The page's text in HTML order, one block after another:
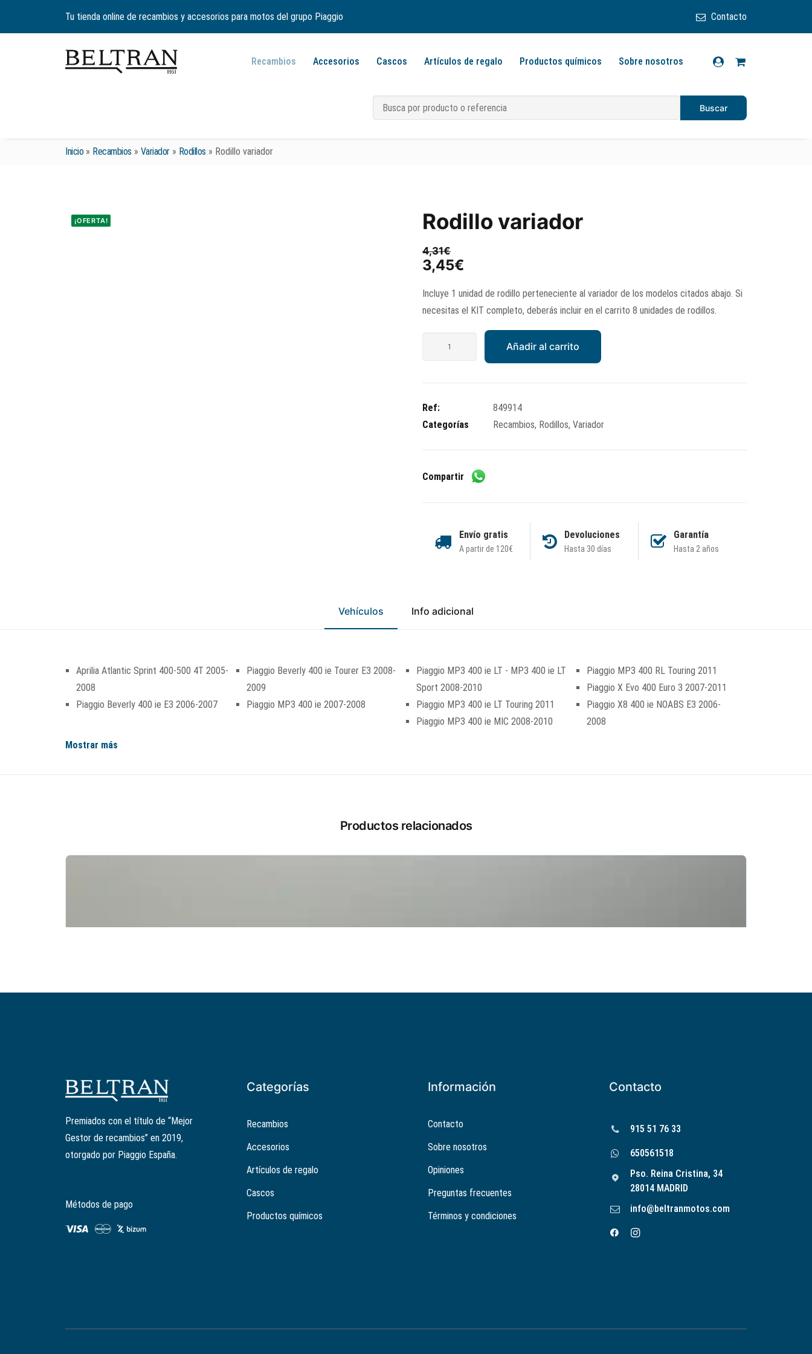
Tu tienda online de recambios y accesorios para motos del grupo Piaggio Contacto
Recambios Accesorios Cascos Artículos de regalo Productos químicos Sobre nosotros
Inicio» Recambios » Variador» Rodillos » Rodillo variador
¡OFERTA! Rodillo variador
4,31€
El
original
era:
3,45€
actual
es:
3,45€.
Incluye 1 unidad de rodillo perteneciente al variador de los modelos citados abajo. Si
necesitas el KIT completo, deberás incluir en el carrito 8 unidades de rodillos.
Añadir al carrito
Ref:
849914
Categorías
Recambios, Rodillos, Variador
Compartir
Envío gratis
A partir de 120€
Devoluciones
Hasta 30 días
Garantía
Hasta 2 años
Vehículos Info adicional
Aprilia Atlantic Sprint 400-500 4T 2005-
2008
Piaggio Beverly 400 ie E3 2006-2007
Piaggio Beverly 400 ie Tourer E3 2008-
2009
Piaggio MP3 400 ie 2007-2008
Piaggio MP3 400 ie LT - MP3 400 ie LT
Sport 2008-2010
Piaggio MP3 400 ie LT Touring 2011
Piaggio MP3 400 ie MIC 2008-2010
Piaggio MP3 400 RL Touring 2011
Piaggio X Evo 400 Euro 3 2007-2011
Piaggio X8 400 ie NOABS E3 2006-
2008
Mostrar más
Productos relacionados
Premiados con el título de “Mejor
Gestor de recambios” en 2019,
otorgado por Piaggio España.
Métodos de pago
Categorías
Recambios
Accesorios
Artículos de regalo
Cascos
Productos químicos
Información
Contacto
Sobre nosotros
Opiniones
Preguntas frecuentes
Términos y condiciones
Contacto
915 51 76 33
650561518
Pso. Reina Cristina, 34
28014 MADRID
info@beltranmotos.com